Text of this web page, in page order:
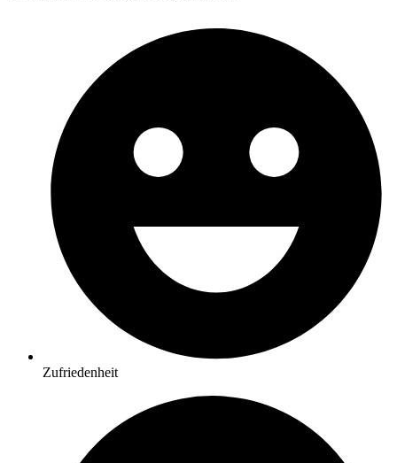
Zufriedenheit